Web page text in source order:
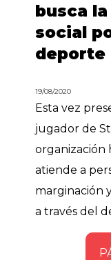
busca
social
deporte
19/08/2020
Esta vez
jugador de
organización
atiende a
marginación
a través del